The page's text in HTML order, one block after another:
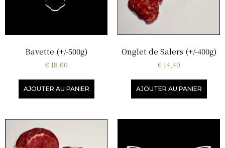
Bavette (+/-500g)
€18,00
AJOUTER AU PANIER
Onglet de Salers (+/-400g)
€14,40
AJOUTER AU PANIER